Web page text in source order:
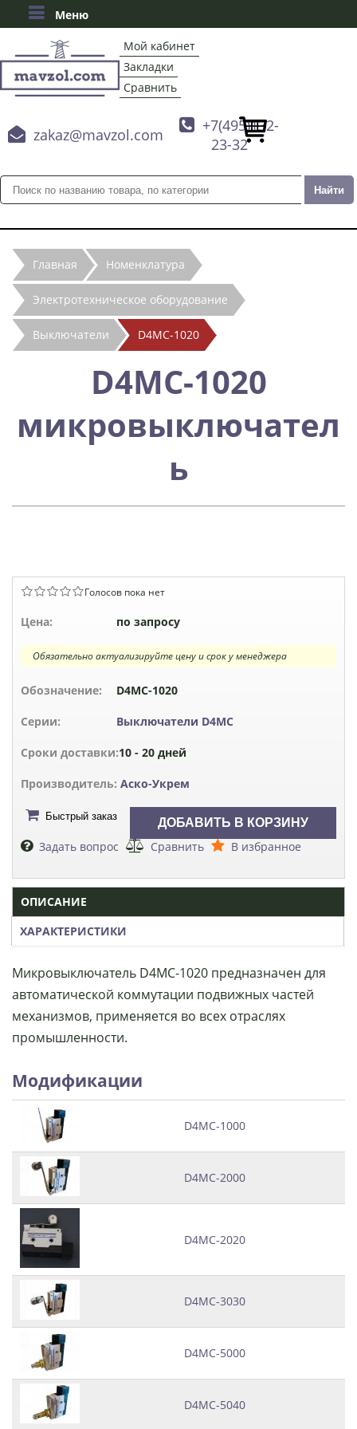
Меню
Мой кабинет
Закладки
Сравнить
 zakaz@mavzol.com
 +7(495)132-
23-32
Главная Номенклатура
Электротехническое оборудование
Выключатели D4MC-1020
D4MC-1020
микровыключател
ь
Голосов пока нет
Цена: по запросу
Обязательно актуализируйте цену и срок у менеджера
Обозначение: D4MC-1020
Серии: Выключатели D4MC
Сроки доставки:10 - 20 дней
Производитель: Аско-Укрем
Быстрый заказ
Задать вопрос Сравнить В избранное
ОПИСАНИЕ
ХАРАКТЕРИСТИКИ
Микровыключатель D4MC-1020 предназначен для
автоматической коммутации подвижных частей
механизмов, применяется во всех отраслях
промышленности.
Модификации
D4MC-1000
D4MC-2000
D4MC-2020
D4MC-3030
D4MC-5000
D4MC-5040